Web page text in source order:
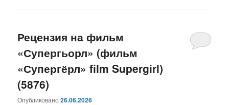
Рецензия на фильм
«Супергьорл» (фильм
«Супергёрл» film Supergirl)
(5876)
Опубликовано26.06.2026